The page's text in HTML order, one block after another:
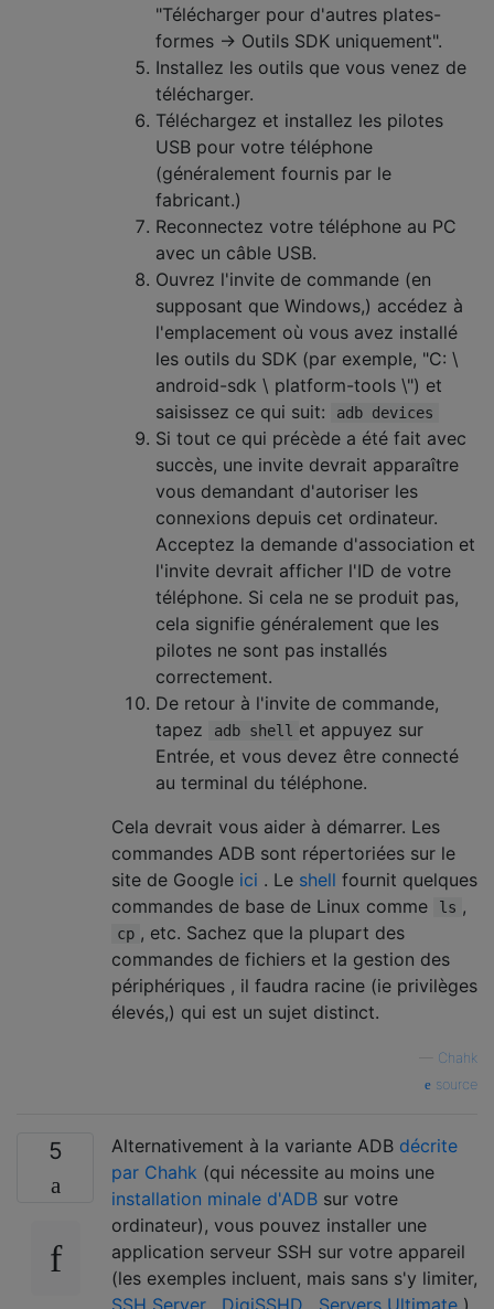
"Télécharger pour d'autres plates-
formes -> Outils SDK uniquement".
Installez les outils que vous venez de
télécharger.
Téléchargez et installez les pilotes
USB pour votre téléphone
(généralement fournis par le
fabricant.)
Reconnectez votre téléphone au PC
avec un câble USB.
Ouvrez l'invite de commande (en
supposant que Windows,) accédez à
l'emplacement où vous avez installé
les outils du SDK (par exemple, "C: \
android-sdk \ platform-tools \") et
saisissez ce qui suit:
adb devices
Si tout ce qui précède a été fait avec
succès, une invite devrait apparaître
vous demandant d'autoriser les
connexions depuis cet ordinateur.
Acceptez la demande d'association et
l'invite devrait afficher l'ID de votre
téléphone. Si cela ne se produit pas,
cela signifie généralement que les
pilotes ne sont pas installés
correctement.
De retour à l'invite de commande,
tapez
adb shell et appuyez sur
Entrée, et vous devez être connecté
au terminal du téléphone.
Cela devrait vous aider à démarrer. Les
commandes ADB sont répertoriées sur le
site de Google ici . Le shell fournit quelques
commandes de base de Linux comme
ls ,
cp , etc. Sachez que la plupart des
commandes de fichiers et la gestion des
périphériques , il faudra racine (ie privilèges
élevés,) qui est un sujet distinct.
Chahk
source
5 Alternativement à la variante ADB décrite
par Chahk (qui nécessite au moins une
installation minale d'ADB sur votre
ordinateur), vous pouvez installer une
application serveur SSH sur votre appareil
(les exemples incluent, mais sans s'y limiter,
SSH Server
DigiSSHD Servers Ultimate ).